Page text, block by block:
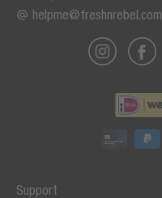
Support
helpme@freshnrebel.com